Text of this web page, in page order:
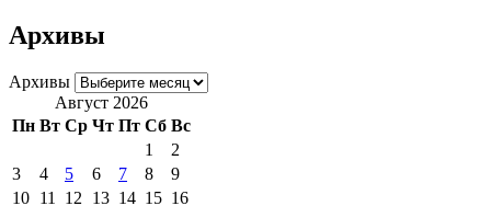
Архивы
Архивы
Август 2026
Пн Вт Ср Чт Пт Сб Вс
1
2
3
4 5 6 7 8
9
10 11 12 13 14 15 16